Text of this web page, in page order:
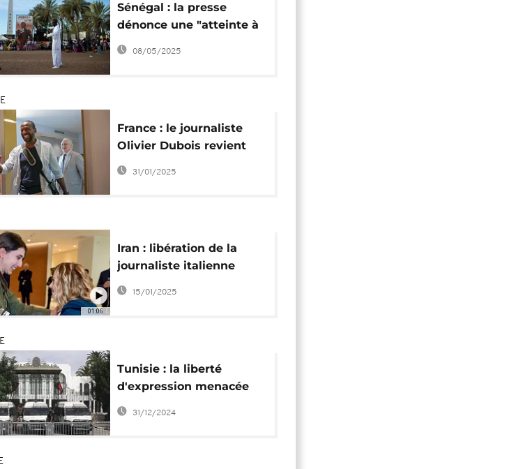
Sénégal : la presse
dénonce une "atteinte à
la liberté d'expression"
08/05/2025
France : le journaliste
Olivier Dubois revient
sur sa captivité au Mali
31/01/2025
01:06
Iran : libération de la
journaliste italienne
Cecilia Sala
15/01/2025
Tunisie : la liberté
d'expression menacée
par la loi sur la
désinformation
31/12/2024